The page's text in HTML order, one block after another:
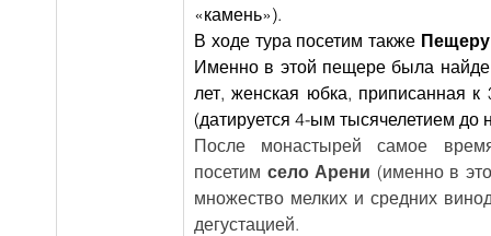
«камень»).
В ходе тура посетим также
Именно в этой пещере была
лет, женская юбка, приписанная
(датируется 4-ым тысячелетием до
После монастырей самое
посетим село Арени (именно в
множество мелких и средних
дегустацией.